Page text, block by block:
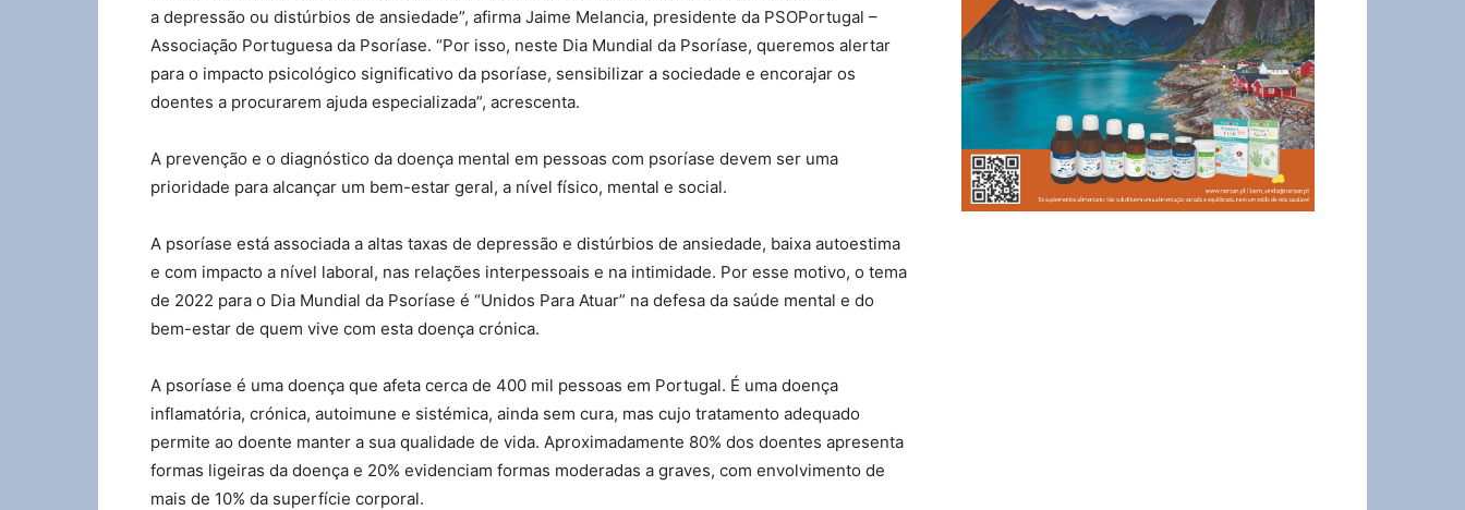
a depressão ou distúrbios de ansiedade”, afirma Jaime Melancia, presidente da PSOPortugal –
Associação Portuguesa da Psoríase. “Por isso, neste Dia Mundial da Psoríase, queremos alertar
para o impacto psicológico significativo da psoríase, sensibilizar a sociedade e encorajar os
doentes a procurarem ajuda especializada”, acrescenta.
A prevenção e o diagnóstico da doença mental em pessoas com psoríase devem ser uma
prioridade para alcançar um bem-estar geral, a nível físico, mental e social.
A psoríase está associada a altas taxas de depressão e distúrbios de ansiedade, baixa autoestima
e com impacto a nível laboral, nas relações interpessoais e na intimidade. Por esse motivo, o tema
de 2022 para o Dia Mundial da Psoríase é “Unidos Para Atuar” na defesa da saúde mental e do
bem-estar de quem vive com esta doença crónica.
A psoríase é uma doença que afeta cerca de 400 mil pessoas em Portugal. É uma doença
inflamatória, crónica, autoimune e sistémica, ainda sem cura, mas cujo tratamento adequado
permite ao doente manter a sua qualidade de vida. Aproximadamente 80% dos doentes apresenta
formas ligeiras da doença e 20% evidenciam formas moderadas a graves, com envolvimento de
mais de 10% da superfície corporal.